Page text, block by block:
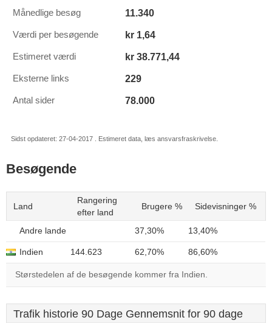
Månedlige besøg 11.340
Værdi per besøgende kr 1,64
Estimeret værdi kr 38.771,44
Eksterne links 229
Antal sider 78.000
Sidst opdateret: 27-04-2017 . Estimeret data, læs ansvarsfraskrivelse.
Besøgende
Land
Rangering
efter land
Brugere % Sidevisninger %
Andre lande 37,30% 13,40%
Indien 144.623 62,70% 86,60%
Størstedelen af de besøgende kommer fra Indien.
Trafik historie 90 Dage Gennemsnit for 90 dage